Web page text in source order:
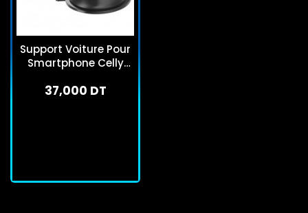
Support Voiture Pour
Smartphone Celly
37,000 DT